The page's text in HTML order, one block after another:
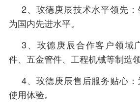
2、玫德庚辰技术水平领先
为国内先进水平。
3、玫德庚辰合作客户领域
件、五金管件、工程机械等制造领
4、玫德庚辰售后服务贴心
使用体验。